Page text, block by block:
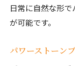
日常に自然な形
が可能です。
パワーストーン